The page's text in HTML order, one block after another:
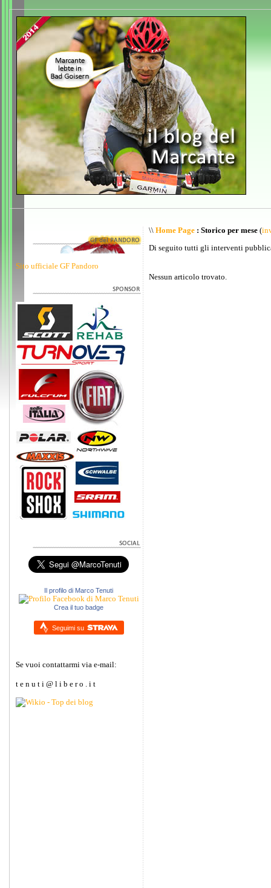
Sito ufficiale GF Pandoro
Il profilo di Marco Tenuti
Crea il tuo badge
Seguimi su
Se vuoi contattarmi via e-mail:
t e n u t i @ l i b e r o . i t
\\ Home Page : Storico per mese (
Di seguito tutti gli interventi
Nessun articolo trovato.